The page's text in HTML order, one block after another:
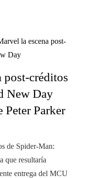
post-créditos
New Day
Peter Parker
de Spider-Man:
que resultaría
entrega del MCU